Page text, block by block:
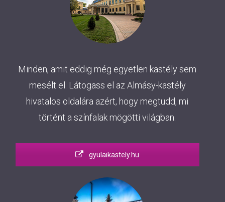
Minden, amit eddig még egyetlen kastély sem
mesélt el. Látogass el az Almásy-kastély
hivatalos oldalára azért, hogy megtudd, mi
történt a színfalak mögötti világban.
gyulaikastely.hu